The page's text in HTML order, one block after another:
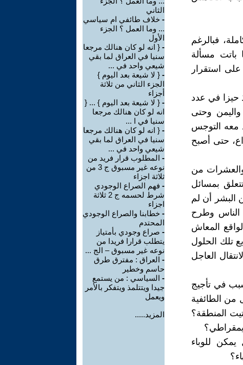
فبالرغم
باتت مسألة
استقرار
تأخذ حيزا في عدد
واليمن وحتى
معه التوجس
حتى أصبح
من
بمسائل
البشر أن لم
الناس وطرح
المعاش
تلك الحلول
العاجل
في تأجيج
من الطائفية
المنطقة؟
للوباء
الثاني
- خلاف طائفي ام سياسي
... وما العمل ؟ الجزء
الأول
- { انه لو كان هنالك مرجعا
سنيا في العراق لما بقي
شيعي واحد في ...
- { لا شيعة بعد اليوم }
الجزء الثاني من ثلاثة
أجزاء
- { لا شيعة بعد اليوم } ... {
انه لو كان هنالك مرجعا
سنيا في ا ...
- { انه لو كان هنالك مرجعا
سنيا في العراق لما بقي
شيعي واحد في ...
- المطلوب قرار فريد من
نوعه غير مسبوق ج 3 من
ثلاثة اجزاء
- فهم الصراع الوجودي
شرط لحسمه ج 2 ثلاثة
اجزاء
- خطابنا والصراع الوجودي
المحتدم
- صراع وجودي بأمتياز
يتطلب قرارا فريدا من
نوعه غير مسبوق – الج ...
- العراق : مفترق طرق
حاسم وخطير
- السياسي : من يستمع
جيدا ويتتلمذ ويتفكر بالأمر
ويعمل
المزيد.....